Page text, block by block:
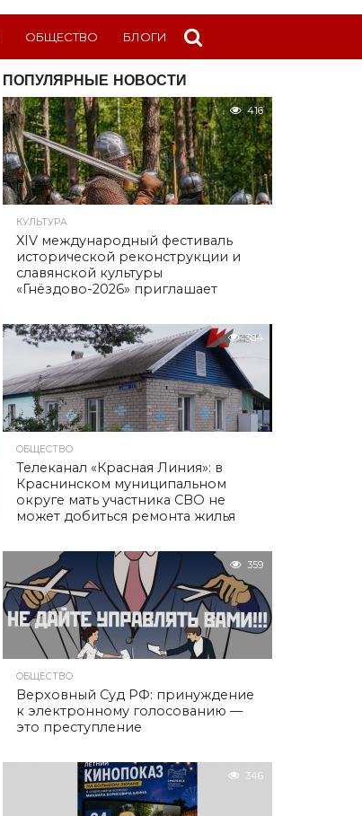
ОБЩЕСТВО БЛОГИ
ПОПУЛЯРНЫЕ НОВОСТИ
416
КУЛЬТУРА
XIV международный фестиваль
исторической реконструкции и
славянской культуры
«Гнёздово-2026» приглашает
384
ОБЩЕСТВО
Телеканал «Красная Линия»: в
Краснинском муниципальном
округе мать участника СВО не
может добиться ремонта жилья
359
ОБЩЕСТВО
Верховный Суд РФ: принуждение
к электронному голосованию —
это преступление
346